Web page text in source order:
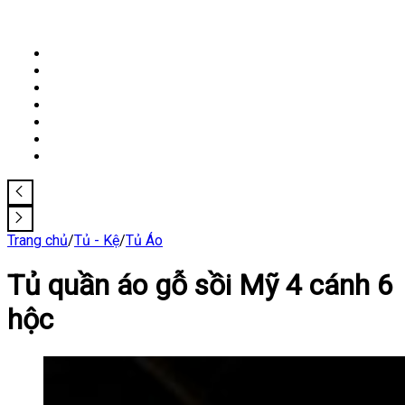
Trang chủ/Tủ - Kệ/Tủ Áo
Tủ quần áo gỗ sồi Mỹ 4 cánh 6
hộc